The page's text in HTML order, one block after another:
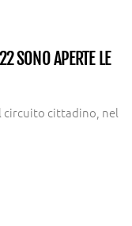
SONO APERTE LE
circuito cittadino, nel